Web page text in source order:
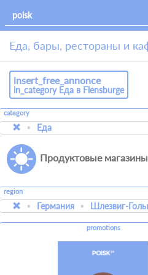
Еда, бары, рестораны и
insert_free_annonce
in_category Еда в Flensburgе
category
Еда
Продуктовые магазины
region
Германия Шлезвиг-
promotions